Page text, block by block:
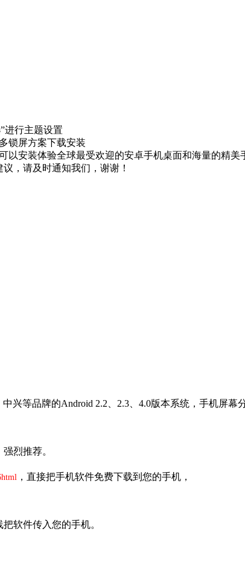
行主题设置
锁屏方案下载安装
安装体验全球最受欢迎的安卓手机桌面和海量的精美
，请及时通知我们，谢谢！
等品牌的Android 2.2、2.3、4.0版本系统，手机屏幕
烈推荐。
，直接把手机软件免费下载到您的手机，
软件传入您的手机。